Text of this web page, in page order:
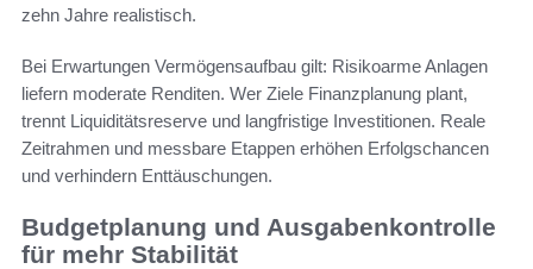
zehn Jahre realistisch.
Bei Erwartungen Vermögensaufbau gilt: Risikoarme Anlagen
liefern moderate Renditen. Wer Ziele Finanzplanung plant,
trennt Liquiditätsreserve und langfristige Investitionen. Reale
Zeitrahmen und messbare Etappen erhöhen Erfolgschancen
und verhindern Enttäuschungen.
Budgetplanung und Ausgabenkontrolle
für mehr Stabilität